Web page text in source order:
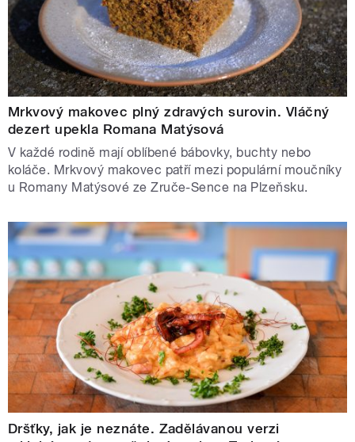
Mrkvový makovec plný zdravých surovin. Vláčný
dezert upekla Romana Matýsová
V každé rodině mají oblíbené bábovky, buchty nebo
koláče. Mrkvový makovec patří mezi populární moučníky
u Romany Matýsové ze Zruče-Sence na Plzeňsku.
Dršťky, jak je neznáte. Zadělávanou verzi